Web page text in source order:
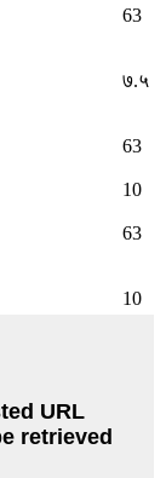
63
७.५
63
10
63
10